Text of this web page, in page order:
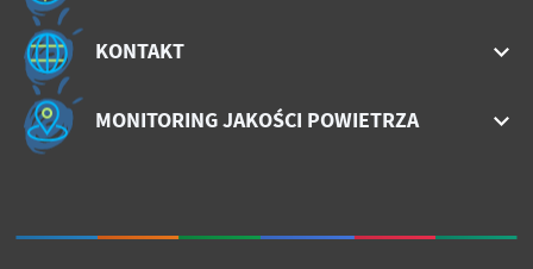
KONTAKT
MONITORING JAKOŚCI POWIETRZA